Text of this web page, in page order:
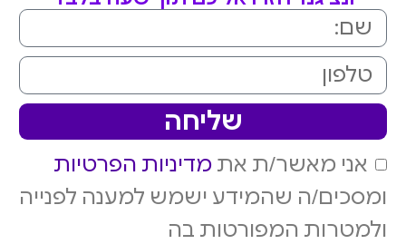
אני מאשר/ת את מדיניות הפרטיות
ומסכים/ה שהמידע ישמש למענה לפנייה
ולמטרות המפורטות בה
שליחה